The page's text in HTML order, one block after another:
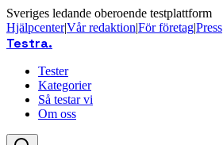
Sveriges ledande oberoende testplattform
Hjälpcenter|Vår redaktion|För företag|Press
Testra.
Tester
Kategorier
Så testar vi
Om oss